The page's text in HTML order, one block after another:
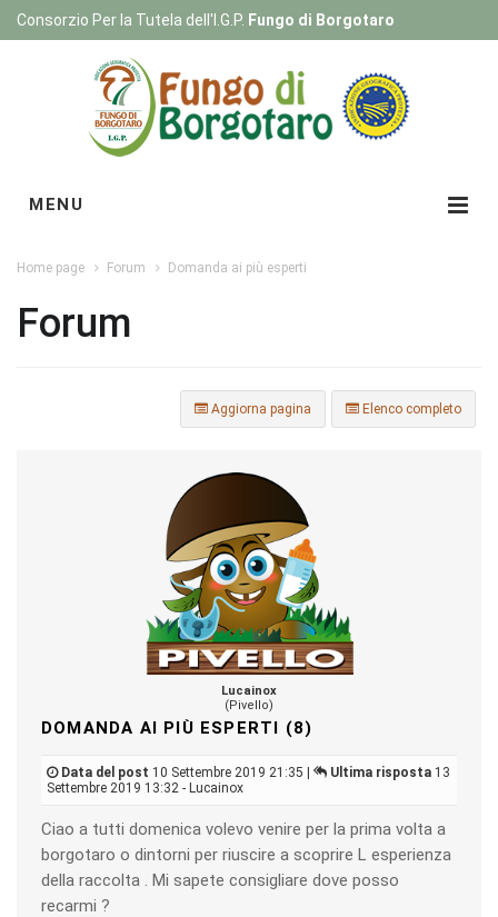
Consorzio Per la Tutela dell'I.G.P. Fungo di Borgotaro
MENU
Home page Forum Domanda ai più esperti
Forum
Elenco completo
Aggiorna pagina
Lucainox
(Pivello)
DOMANDA AI PIÙ ESPERTI (8)
Data del post 10 Settembre 2019 21:35 | Ultima risposta 13
Settembre 2019 13:32 - Lucainox
Ciao a tutti domenica volevo venire per la prima volta a
borgotaro o dintorni per riuscire a scoprire L esperienza
della raccolta . Mi sapete consigliare dove posso
recarmi ?